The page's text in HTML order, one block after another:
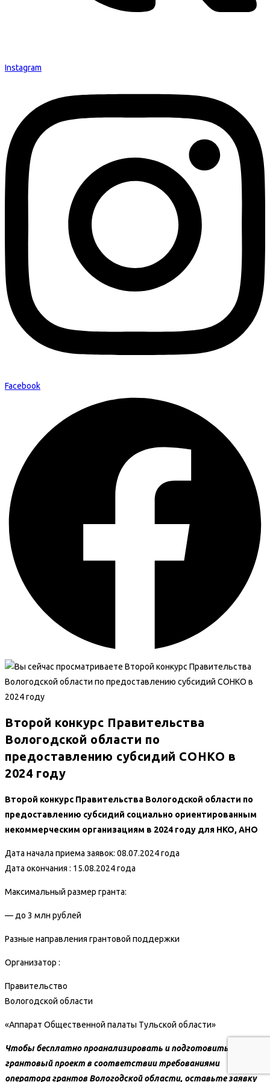
Instagram
Facebook
Второй конкурс Правительства
Вологодской области по
предоставлению субсидий СОНКО в
2024 году
Второй конкурс Правительства Вологодской области по
предоставлению субсидий социально ориентированным
некоммерческим организациям в 2024 году для НКО, АНО
Дата начала приема заявок: 08.07.2024 года
Дата окончания : 15.08.2024 года
Максимальный размер гранта:
— до 3 млн рублей
Разные направления грантовой поддержки
Организатор :
Правительство
Вологодской области
«Аппарат Общественной палаты Тульской области»
Чтобы бесплатно проанализировать и подготовить
грантовый проект в соответствиитребованиями
оператора грантов Вологодской области, оставьте заявку